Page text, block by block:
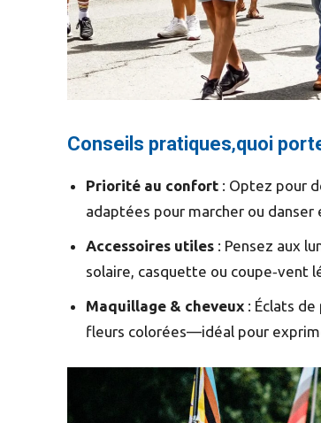
Conseils pratiques,quoi
Priorité au confort : Optez pour
adaptées pour marcher ou
Accessoires utiles : Pensez aux
solaire, casquette ou coupe‑vent
Maquillage & cheveux : Éclats
fleurs colorées—idéal pour